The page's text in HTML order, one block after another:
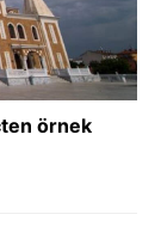
örnek